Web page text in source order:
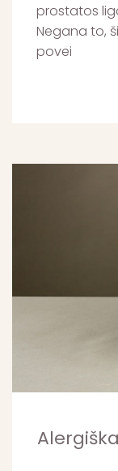
prostatos
Negana to,
povei